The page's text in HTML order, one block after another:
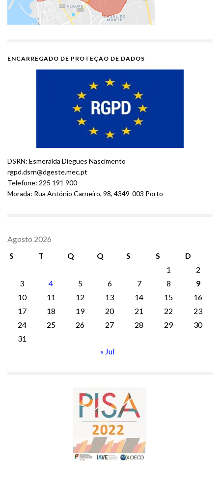
ENCARREGADO DE PROTEÇÃO DE DADOS
DSRN: Esmeralda Diegues Nascimento
rgpd.dsrn@dgeste.mec.pt
Telefone: 225 191 900
Morada: Rua António Carneiro, 98, 4349-003 Porto
Agosto 2026
S
T Q Q S S
D
1
2
3
4 5 6 7 8
9
10
11 12 13 14 15
16
17
18 19 20 21 22
23
24
25 26 27 28 29
30
31
« Jul